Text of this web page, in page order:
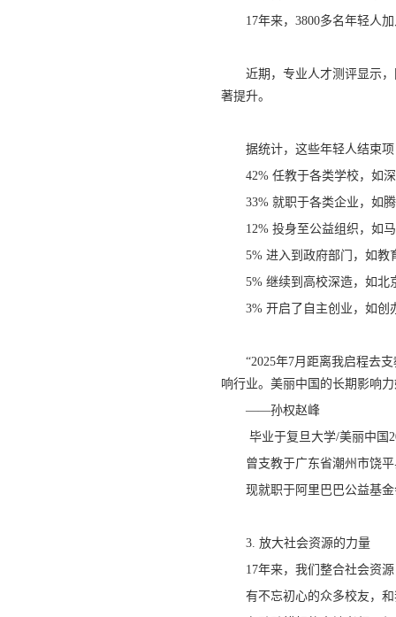
17年来，3800多名年轻人
近期，专业人才测评显示
著提升。
据统计，这些年轻人结束
42% 任教于各类学校，如
33% 就职于各类企业，如
12% 投身至公益组织，如
5% 进入到政府部门，如教
5% 继续到高校深造，如北
3% 开启了自主创业，如创
“2025年7月距离我启程去
响行业。美丽中国的长期影响
——孙权赵峰
毕业于复旦大学/美丽中国
曾支教于广东省潮州市饶
现就职于阿里巴巴公益基
3. 放大社会资源的力量
17年来，我们整合社会资
有不忘初心的众多校友，